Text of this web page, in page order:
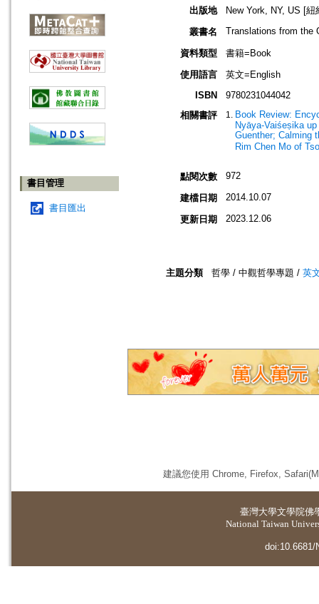
書目管理
書目匯出
出版地
New York, NY, US [
叢書名
Translations from the
資料類型
書籍=Book
使用語言
英文=English
ISBN
9780231044042
相關書評
Book Review:
Nyāya-Vaiśeṣika
Guenther; Calming
Rim Chen Mo of
點閱次數 972
建檔日期 2014.10.07
更新日期 2023.12.06
主題分類 哲學 / 中觀哲學專題 / 英
建議您使用 Chrome, Firefox,
臺灣大學文學院佛
National Taiwan
doi:10.6681/